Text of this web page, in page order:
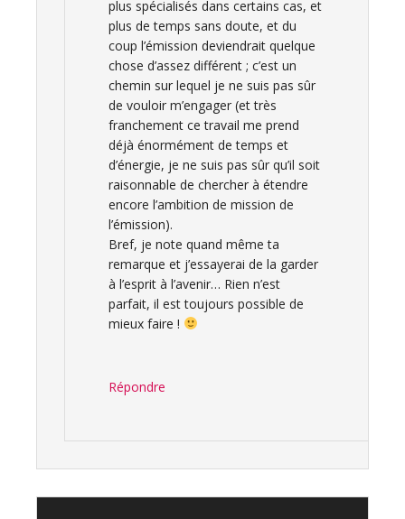
plus spécialisés dans certains cas, et
plus de temps sans doute, et du
coup l’émission deviendrait quelque
chose d’assez différent ; c’est un
chemin sur lequel je ne suis pas sûr
de vouloir m’engager (et très
franchement ce travail me prend
déjà énormément de temps et
d’énergie, je ne suis pas sûr qu’il soit
raisonnable de chercher à étendre
encore l’ambition de mission de
l’émission).
Bref, je note quand même ta
remarque et j’essayerai de la garder
à l’esprit à l’avenir… Rien n’est
parfait, il est toujours possible de
mieux faire !
Répondre